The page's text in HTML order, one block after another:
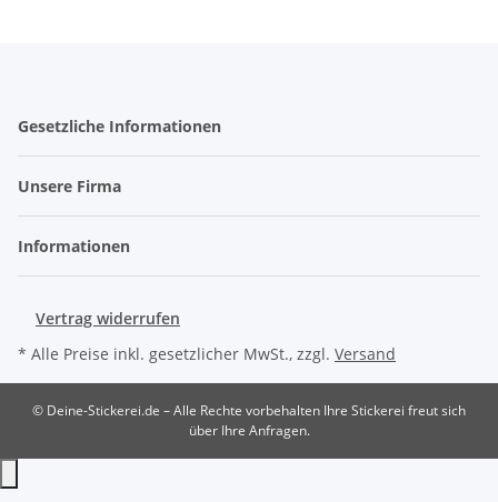
Gesetzliche Informationen
Unsere Firma
Informationen
Vertrag widerrufen
* Alle Preise inkl. gesetzlicher MwSt., zzgl. Versand
© Deine-Stickerei.de – Alle Rechte vorbehalten Ihre Stickerei freut sich
über Ihre Anfragen.